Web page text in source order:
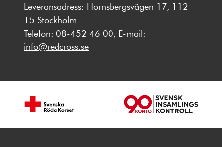
Leveransadress: Hornsbergsvägen 17, 112
15 Stockholm
Telefon: 08-452 46 00, E-mail:
info@redcross.se